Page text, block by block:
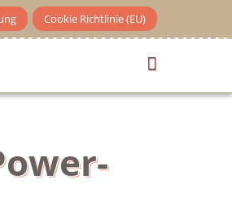
Cookie Richtlinie (EU)